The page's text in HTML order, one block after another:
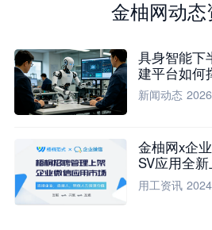
金柚网动态
具身智能下
建平台如何
新闻动态
金柚网x企
SV应用全
流程全面升
用工资讯